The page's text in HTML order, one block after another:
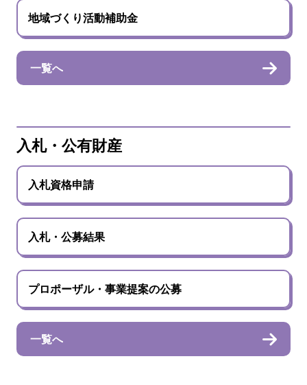
地域づくり活動補助金
一覧へ
入札・公有財産
入札資格申請
入札・公募結果
プロポーザル・事業提案の公募
一覧へ